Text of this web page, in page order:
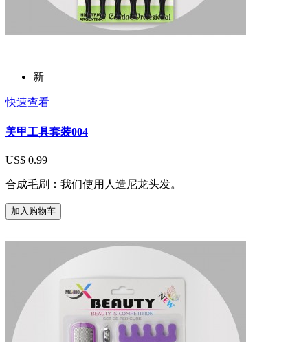
新
快速查看
美甲工具套装004
US$ 0.99
合成毛刷：我们使用人造尼龙头发。
加入购物车